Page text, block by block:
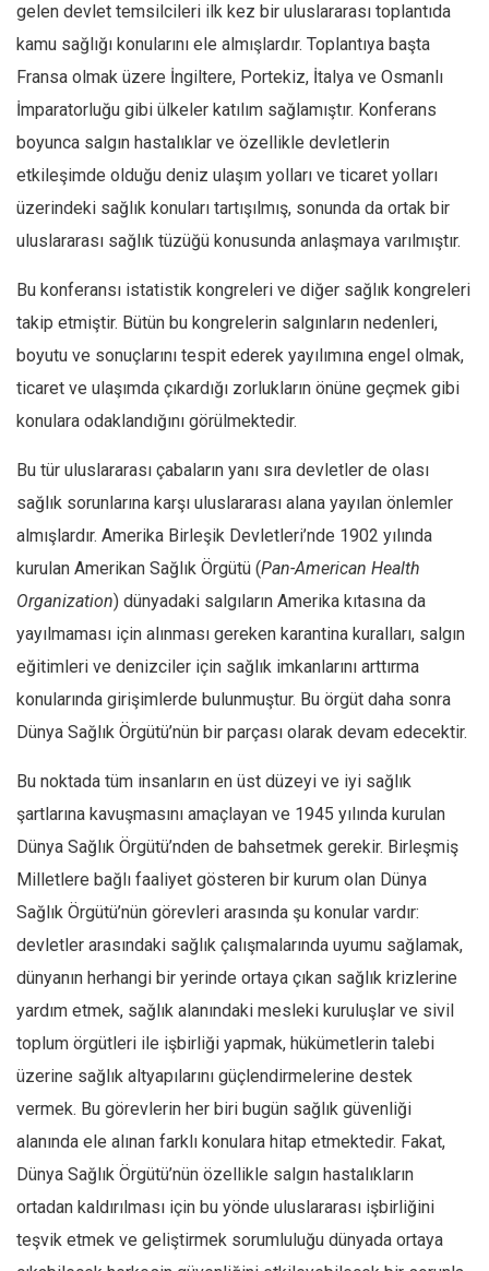
gelen devlet temsilcileri ilk kez bir uluslararası toplantıda
kamu sağlığı konularını ele almışlardır. Toplantıya başta
Fransa olmak üzere İngiltere, Portekiz, İtalya ve Osmanlı
İmparatorluğu gibi ülkeler katılım sağlamıştır. Konferans
boyunca salgın hastalıklar ve özellikle devletlerin
etkileşimde olduğu deniz ulaşım yolları ve ticaret yolları
üzerindeki sağlık konuları tartışılmış, sonunda da ortak bir
uluslararası sağlık tüzüğü konusunda anlaşmaya varılmıştır.
Bu konferansı istatistik kongreleri ve diğer sağlık kongreleri
takip etmiştir. Bütün bu kongrelerin salgınların nedenleri,
boyutu ve sonuçlarını tespit ederek yayılımına engel olmak,
ticaret ve ulaşımda çıkardığı zorlukların önüne geçmek gibi
konulara odaklandığını görülmektedir.
Bu tür uluslararası çabaların yanı sıra devletler de olası
sağlık sorunlarına karşı uluslararası alana yayılan önlemler
almışlardır. Amerika Birleşik Devletleri’nde 1902 yılında
kurulan Amerikan Sağlık Örgütü (Pan-American Health
Organization) dünyadaki salgıların Amerika kıtasına da
yayılmaması için alınması gereken karantina kuralları, salgın
eğitimleri ve denizciler için sağlık imkanlarını arttırma
konularında girişimlerde bulunmuştur. Bu örgüt daha sonra
Dünya Sağlık Örgütü’nün bir parçası olarak devam edecektir.
Bu noktada tüm insanların en üst düzeyi ve iyi sağlık
şartlarına kavuşmasını amaçlayan ve 1945 yılında kurulan
Dünya Sağlık Örgütü’nden de bahsetmek gerekir. Birleşmiş
Milletlere bağlı faaliyet gösteren bir kurum olan Dünya
Sağlık Örgütü’nün görevleri arasında şu konular vardır:
devletler arasındaki sağlık çalışmalarında uyumu sağlamak,
dünyanın herhangi bir yerinde ortaya çıkan sağlık krizlerine
yardım etmek, sağlık alanındaki mesleki kuruluşlar ve sivil
toplum örgütleri ile işbirliği yapmak, hükümetlerin talebi
üzerine sağlık altyapılarını güçlendirmelerine destek
vermek. Bu görevlerin her biri bugün sağlık güvenliği
alanında ele alınan farklı konulara hitap etmektedir. Fakat,
Dünya Sağlık Örgütü’nün özellikle salgın hastalıkların
ortadan kaldırılması için bu yönde uluslararası işbirliğini
teşvik etmek ve geliştirmek sorumluluğu dünyada ortaya